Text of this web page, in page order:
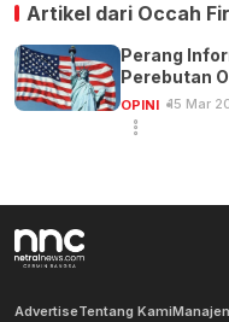
Artikel dari Occah
Perang
Perebutan
OPINI 15 Mar
AdvertiseTentang Kami